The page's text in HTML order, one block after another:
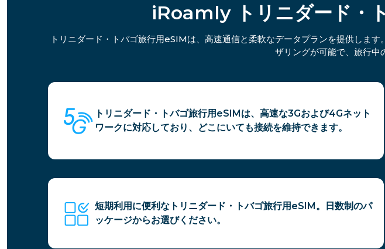
iRoamly トリニダード・
トリニダード・トバゴ旅行用eSIMは、高速通信と柔軟なデータプランを提供しま
ザリングが可能で、旅行中
トリニダード・トバゴ旅行用eSIMは、高速な3Gおよび4Gネット
ワークに対応しており、どこにいても接続を維持できます。
短期利用に便利なトリニダード・トバゴ旅行用eSIM。日数制のパ
ッケージからお選びください。